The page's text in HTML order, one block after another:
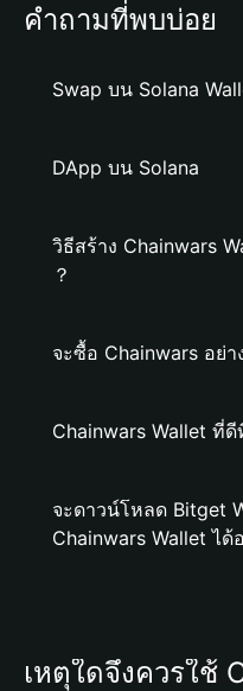
คำถามที่พบบ่อย
Swap บน Solana
DApp บน Solana
วิธีสร้าง Chainwars
？
จะซื้อ Chainwars อย่า
Chainwars Wallet ที่
จะดาวน์โหลด Bitget
Chainwars Wallet ได้
เหตุใดจึงควรใช้